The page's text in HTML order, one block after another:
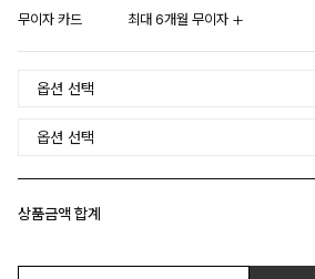
무이자 카드 최대 6개월 무이자
상품금액 합계